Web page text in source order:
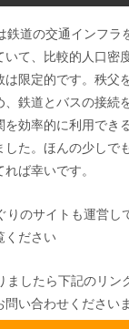
鉄道の交通インフラ
いて、比較的人口密
限定的です。秩父
、鉄道とバスの接続
を効率的に利用でき
した。ほんの少しで
ば幸いです。
りのサイトも運営し
ください
ましたら下記のリン
い合わせくださいま